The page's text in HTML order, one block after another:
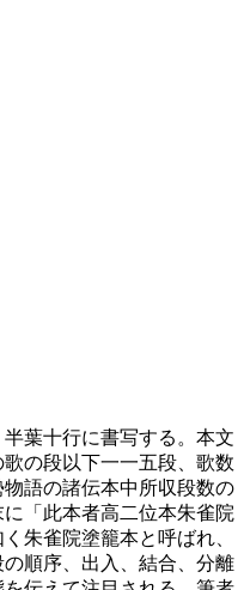
葉十行に書写する。本文
の段以下一一五段、歌数
語の諸伝本中所収段数の
「此本者高二位本朱雀院
朱雀院塗籠本と呼ばれ、
順序、出入、結合、分離